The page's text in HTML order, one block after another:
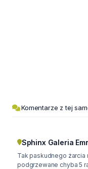
Komentarze z tej
Sphinx Galeria
Tak paskudnego żarcia
podgrzewane chyba 5